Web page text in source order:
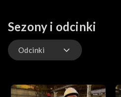
Sezony i odcinki
Odcinki